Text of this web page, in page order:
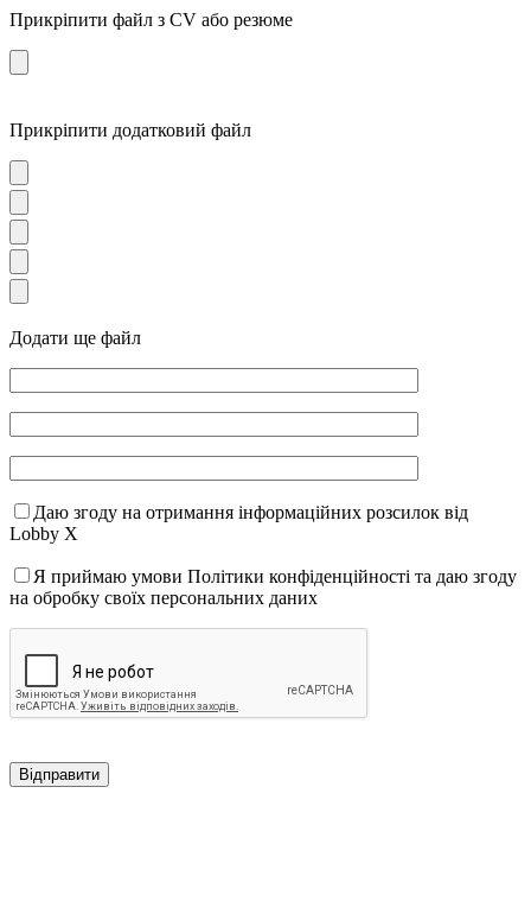
Прикріпити файл з CV або резюме
Прикріпити додатковий файл
Додати ще файл
Даю згоду на отримання інформаційних розсилок від
Lobby X
Я приймаю умови Політики конфіденційності та даю згоду
на обробку своїх персональних даних